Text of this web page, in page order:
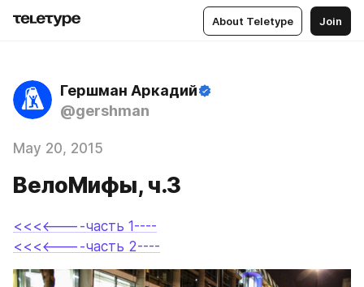
About Teletype Join
Гершман Аркадий
@gershman
May 20, 2015
ВелоМифы, ч.3
<<<<----часть 1----
<<<<----часть 2----